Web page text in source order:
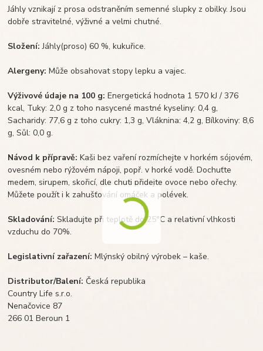
Jáhly vznikají z prosa odstraněním semenné slupky z obilky. Jsou
dobře stravitelné, výživné a velmi chutné.
Složení: Jáhly(proso) 60 %, kukuřice.
Alergeny: Může obsahovat stopy lepku a vajec.
Výživové údaje na 100 g: Energetická hodnota 1 570 kJ / 376
kcal, Tuky: 2,0 g z toho nasycené mastné kyseliny: 0,4 g,
Sacharidy: 77,6 g z toho cukry: 1,3 g, Vláknina: 4,2 g, Bílkoviny: 8,6
g, Sůl: 0,0 g.
Návod k přípravě:Kaši bez vaření rozmíchejte v horkém sójovém,
ovesném nebo rýžovém nápoji, popř. v horké vodě. Dochuťte
medem, sirupem, skořicí, dle chuti přidejte ovoce nebo ořechy.
Můžete použít i k zahušťování omáček a polévek.
Skladování: Skladujte při teplotě do 25°C a relativní vlhkosti
vzduchu do 70%.
Legislativní zařazení: Mlýnský obilný výrobek – kaše.
Distributor/Balení: Česká republika
Country Life s.r.o.
Nenačovice 87
266 01 Beroun 1